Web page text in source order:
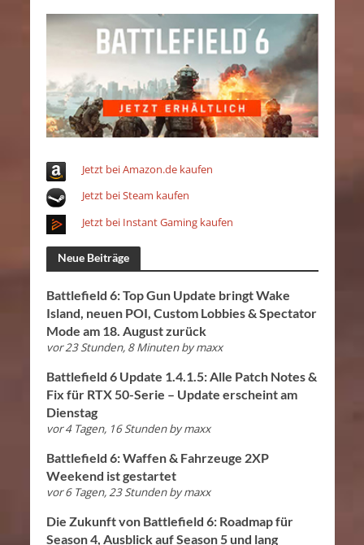
Jetzt bei Amazon.de kaufen
Jetzt bei Steam kaufen
Jetzt bei Instant Gaming kaufen
Neue Beiträge
Battlefield 6: Top Gun Update bringt Wake
Island, neuen POI, Custom Lobbies & Spectator
Mode am 18. August zurück
vor 23 Stunden, 8 Minuten bymaxx
Battlefield 6 Update 1.4.1.5: Alle Patch Notes &
Fix für RTX 50-Serie – Update erscheint am
Dienstag
vor 4 Tagen, 16 Stunden bymaxx
Battlefield 6: Waffen & Fahrzeuge 2XP
Weekend ist gestartet
vor 6 Tagen, 23 Stunden bymaxx
Die Zukunft von Battlefield 6: Roadmap für
Season 4, Ausblick auf Season 5 und lang